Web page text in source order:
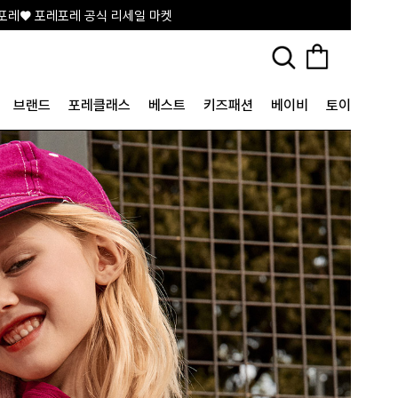
레♥ 포레포레 공식 리세일 마켓
브랜드 포레클래스 베스트 키즈패션 베이비 토이&굿즈